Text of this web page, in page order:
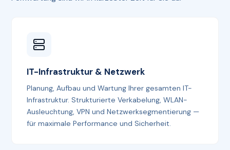
IT-Infrastruktur & Netzwerk
Planung, Aufbau und Wartung Ihrer gesamten IT-
Infrastruktur. Strukturierte Verkabelung, WLAN-
Ausleuchtung, VPN und Netzwerksegmentierung —
für maximale Performance und Sicherheit.